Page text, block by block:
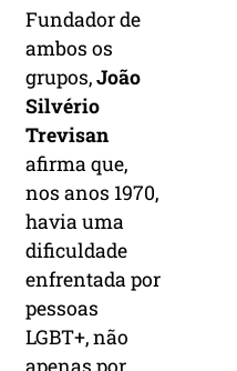
Fundador de
ambos os
grupos,João
Silvério
Trevisan
afirma que,
nos anos 1970,
havia uma
dificuldade
enfrentada por
pessoas
LGBT+, não